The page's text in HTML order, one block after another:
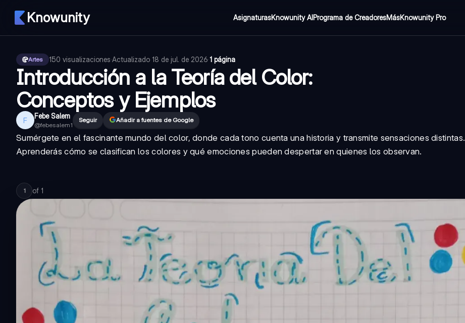
Knowunity AsignaturasKnowunity AIPrograma de CreadoresMásKnowunity Pro
Artes 150 visualizaciones·Actualizado 18 de jul. de 2026·1 página
Introducción a la Teoría del Color:
Conceptos y Ejemplos
F Febe Salem
@febesalem1
Seguir Añadir a fuentes de Google
Sumérgete en el fascinante mundo del color, donde cada tono cuenta una historia y transmite sensaciones distintas.
Aprenderás cómo se clasifican los colores y qué emociones pueden despertar en quienes los observan.
1 of 1